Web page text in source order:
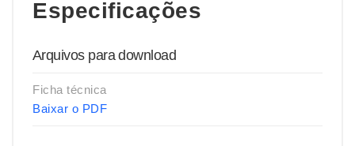
Especificações
Arquivos para download
Ficha técnica
Baixar o PDF